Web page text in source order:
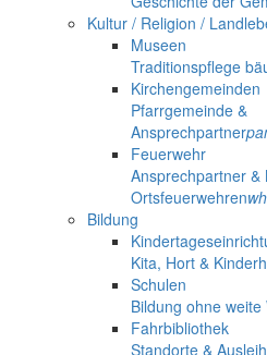
Kultur / Religion /
Museen
Traditionspflege
Kirchengemeinden
Pfarrgemeinde &
Ansprechpartner
Feuerwehr
Ansprechpartner &
Ortsfeuerwehren
Bildung
Kita, Hort &
Schulen
Bildung ohne weite
Fahrbibliothek
Standorte &